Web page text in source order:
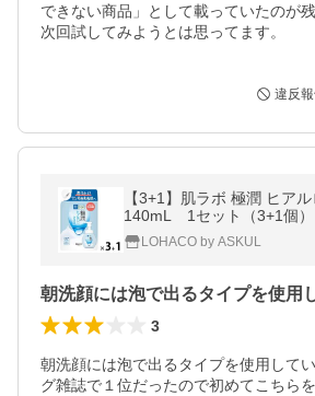
できない商品」として載っていたのが
次回試してみようとは思ってます。
違反
【3+1】肌ラボ 極潤 ヒア
140mL 1セット（3+1個）
LOHACO by ASKUL
3
朝洗顔には泡で出るタイプを使用して
グ雑誌で１位だったので初めてこちら